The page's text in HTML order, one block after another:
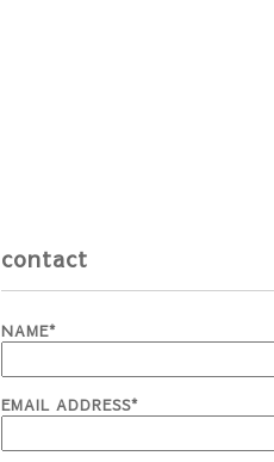
contact
NAME*
EMAIL ADDRESS*